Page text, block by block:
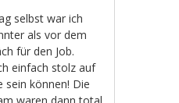
selbst war ich
als vor dem
für den Job.
einfach stolz auf
sein können! Die